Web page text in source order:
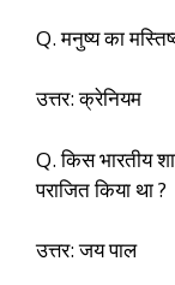
Q. मनुष्य का
उत्तर: क्रेनियम
Q. किस भारतीय
पराजित किया था ?
उत्तर: जय पाल